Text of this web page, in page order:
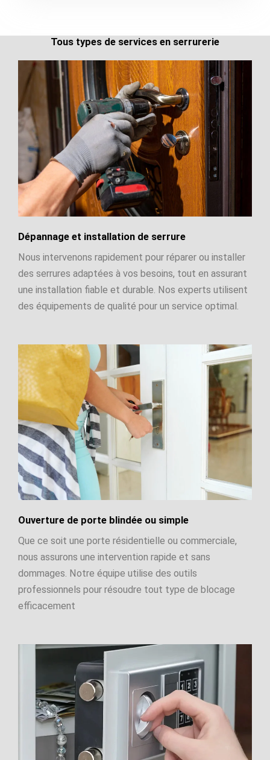
Tous types de services en serrurerie
Dépannage et installation de serrure
Nous intervenons rapidement pour réparer ou installer
des serrures adaptées à vos besoins, tout en assurant
une installation fiable et durable. Nos experts utilisent
des équipements de qualité pour un service optimal.
Ouverture de porte blindée ou simple
Que ce soit une porte résidentielle ou commerciale,
nous assurons une intervention rapide et sans
dommages. Notre équipe utilise des outils
professionnels pour résoudre tout type de blocage
efficacement